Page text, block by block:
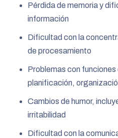
Pérdida de memoria y
información
Dificultad con la
de procesamiento
Problemas con
planificación,
Cambios de humor,
irritabilidad
Dificultad con la